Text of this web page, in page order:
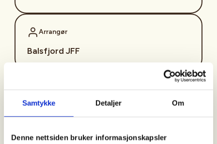
Samtykke Detaljer Om
Denne nettsiden bruker informasjonskapsler
Arrangør
Balsfjord JFF
Kontaktperson
https://97572522
apede@online.no